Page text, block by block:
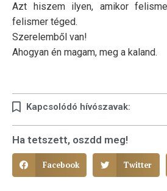
Azt hiszem ilyen, amikor
felismer téged.
Szerelemből van!
Ahogyan én magam, meg a kaland.
Kapcsolódó hívószavak:
Ha tetszett, oszdd meg!
Facebook Twitter